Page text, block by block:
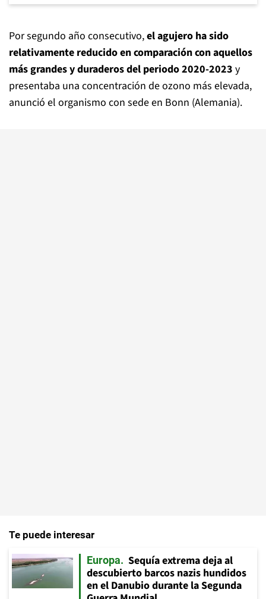
Por segundo año consecutivo,el agujero ha sido
relativamente reducido en comparación con aquellos
más grandes y duraderos del periodo 2020-2023 y
presentaba una concentración de ozono más elevada,
anunció el organismo con sede en Bonn (Alemania).
Te puede interesar
Europa
Sequía extrema deja al
descubierto barcos nazis hundidos
en el Danubio durante la Segunda